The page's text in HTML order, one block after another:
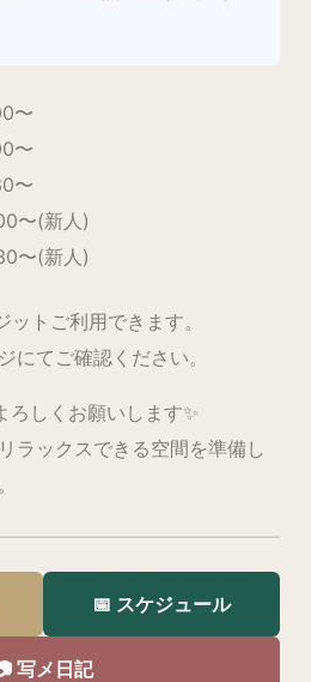
〜
〜
〜
(新人)
(新人)
トご利用できます。
にてご確認ください。
しくお願いします✨
ラックスできる空間を準備し
📅 スケジュール
写メ日記